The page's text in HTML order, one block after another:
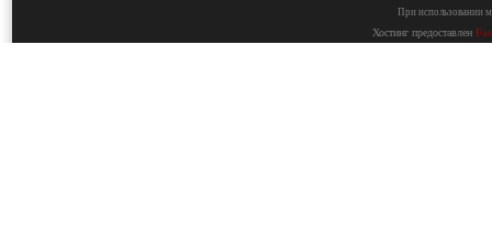
При использовании
Хостинг предоставлен